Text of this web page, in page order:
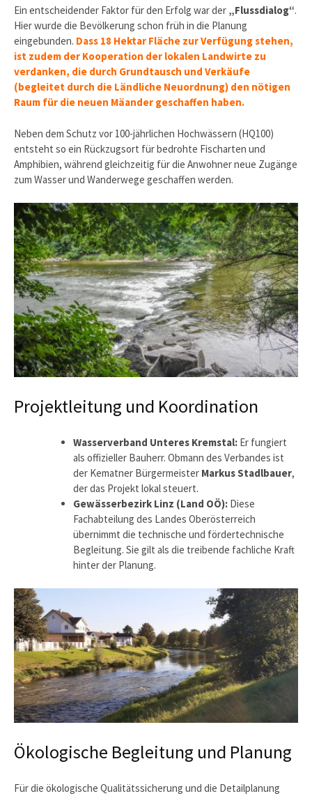
Ein entscheidender Faktor für den Erfolg war der „Flussdialog“.
Hier wurde die Bevölkerung schon früh in die Planung
eingebunden. Dass 18 Hektar Fläche zur Verfügung stehen,
ist zudem der Kooperation der lokalen Landwirte zu
verdanken, die durch Grundtausch und Verkäufe
(begleitet durch die Ländliche Neuordnung) den nötigen
Raum für die neuen Mäander geschaffen haben.
Neben dem Schutz vor 100-jährlichen Hochwässern (HQ100)
entsteht so ein Rückzugsort für bedrohte Fischarten und
Amphibien, während gleichzeitig für die Anwohner neue Zugänge
zum Wasser und Wanderwege geschaffen werden.
Projektleitung und Koordination
Wasserverband Unteres Kremstal: Er fungiert
als offizieller Bauherr. Obmann des Verbandes ist
der Kematner Bürgermeister Markus Stadlbauer,
der das Projekt lokal steuert.
Gewässerbezirk Linz (Land OÖ): Diese
Fachabteilung des Landes Oberösterreich
übernimmt die technische und fördertechnische
Begleitung. Sie gilt als die treibende fachliche Kraft
hinter der Planung.
Ökologische Begleitung und Planung
Für die ökologische Qualitätssicherung und die Detailplanung